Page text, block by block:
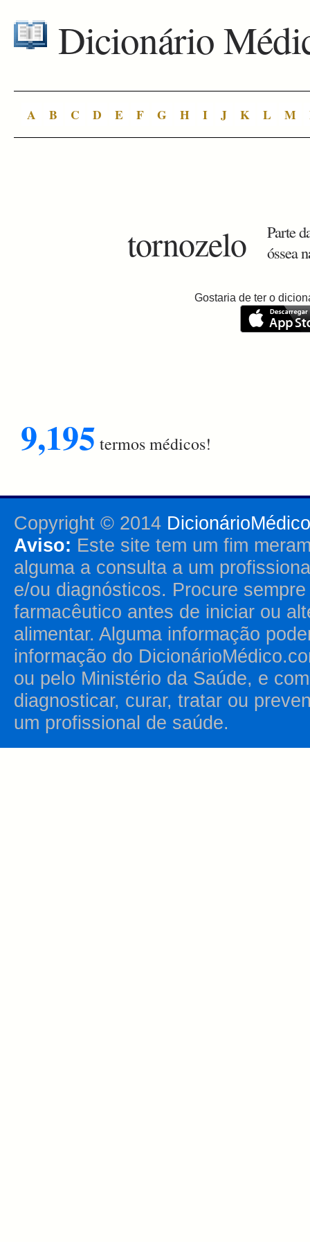
Dicionário
A B C D E F G H I J K L M
tornozelo
Parte
óssea
Gostaria de ter o
9,195 termos médicos!
Copyright © 2014
Aviso: Este site tem um fim
alguma a consulta a um
e/ou diagnósticos. Procure
farmacêutico antes de iniciar ou
alimentar. Alguma informação
informação do
ou pelo Ministério da Saúde, e
diagnosticar, curar, tratar ou
um profissional de saúde.